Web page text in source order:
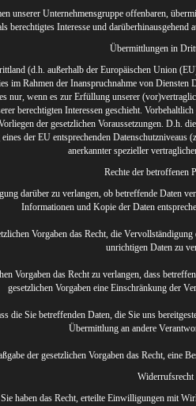
unserer Unternehmensgruppe offenbaren,
berechtigtes Interesse und darüberhinausgehend
Übermittlungen in
(d.h. außerhalb der Europäischen Union
im Rahmen der Inanspruchnahme von
nur, wenn es zur Erfüllung unserer
berechtigten Interessen geschieht.
der gesetzlichen Voraussetzungen. D.h.
der EU entsprechenden
anerkannter spezieller
Rechte der betroffenen
darüber zu verlangen, ob betreffende Daten
Informationen und Kopie der Daten
Vorgaben das Recht, die
unrichtigen Daten zu
Vorgaben das Recht zu verlangen, dass
gesetzlichen Vorgaben eine Einschränkung der
die Sie betreffenden Daten, die Sie uns
Übermittlung an andere
der gesetzlichen Vorgaben das Recht, eine
Widerrufsrecht
Sie haben das Recht, erteilte Einwilligungen mit